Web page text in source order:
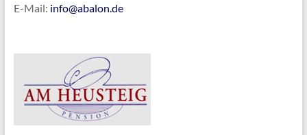
E-Mail: info@abalon.de